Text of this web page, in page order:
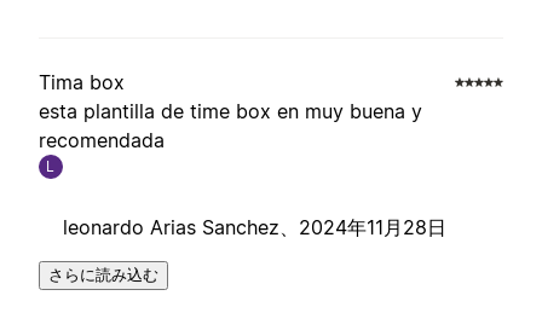
Tima box
esta plantilla de time box en muy buena y
recomendada
L
leonardo Arias Sanchez、 2024年11月28日
さらに読み込む